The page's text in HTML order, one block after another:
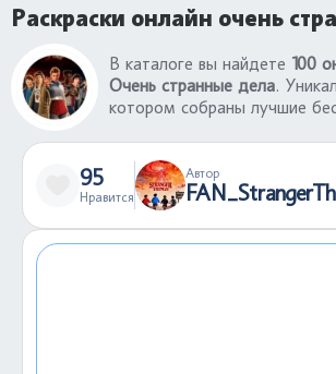
Раскраски онлайн очень
В каталоге вы найдете 100
Очень странные дела.
котором собраны лучшие
Интерфейс игры настолько
ребенок без проблем сможет
понравившуюся картинку из
онлайн Очень странные
раскрашенную картинку
на компьютер или
95
Нравится
Автор